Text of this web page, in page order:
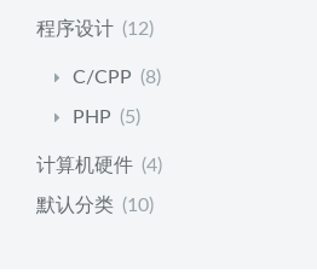
程序设计 (12)
C/CPP (8)
PHP (5)
计算机硬件 (4)
默认分类 (10)